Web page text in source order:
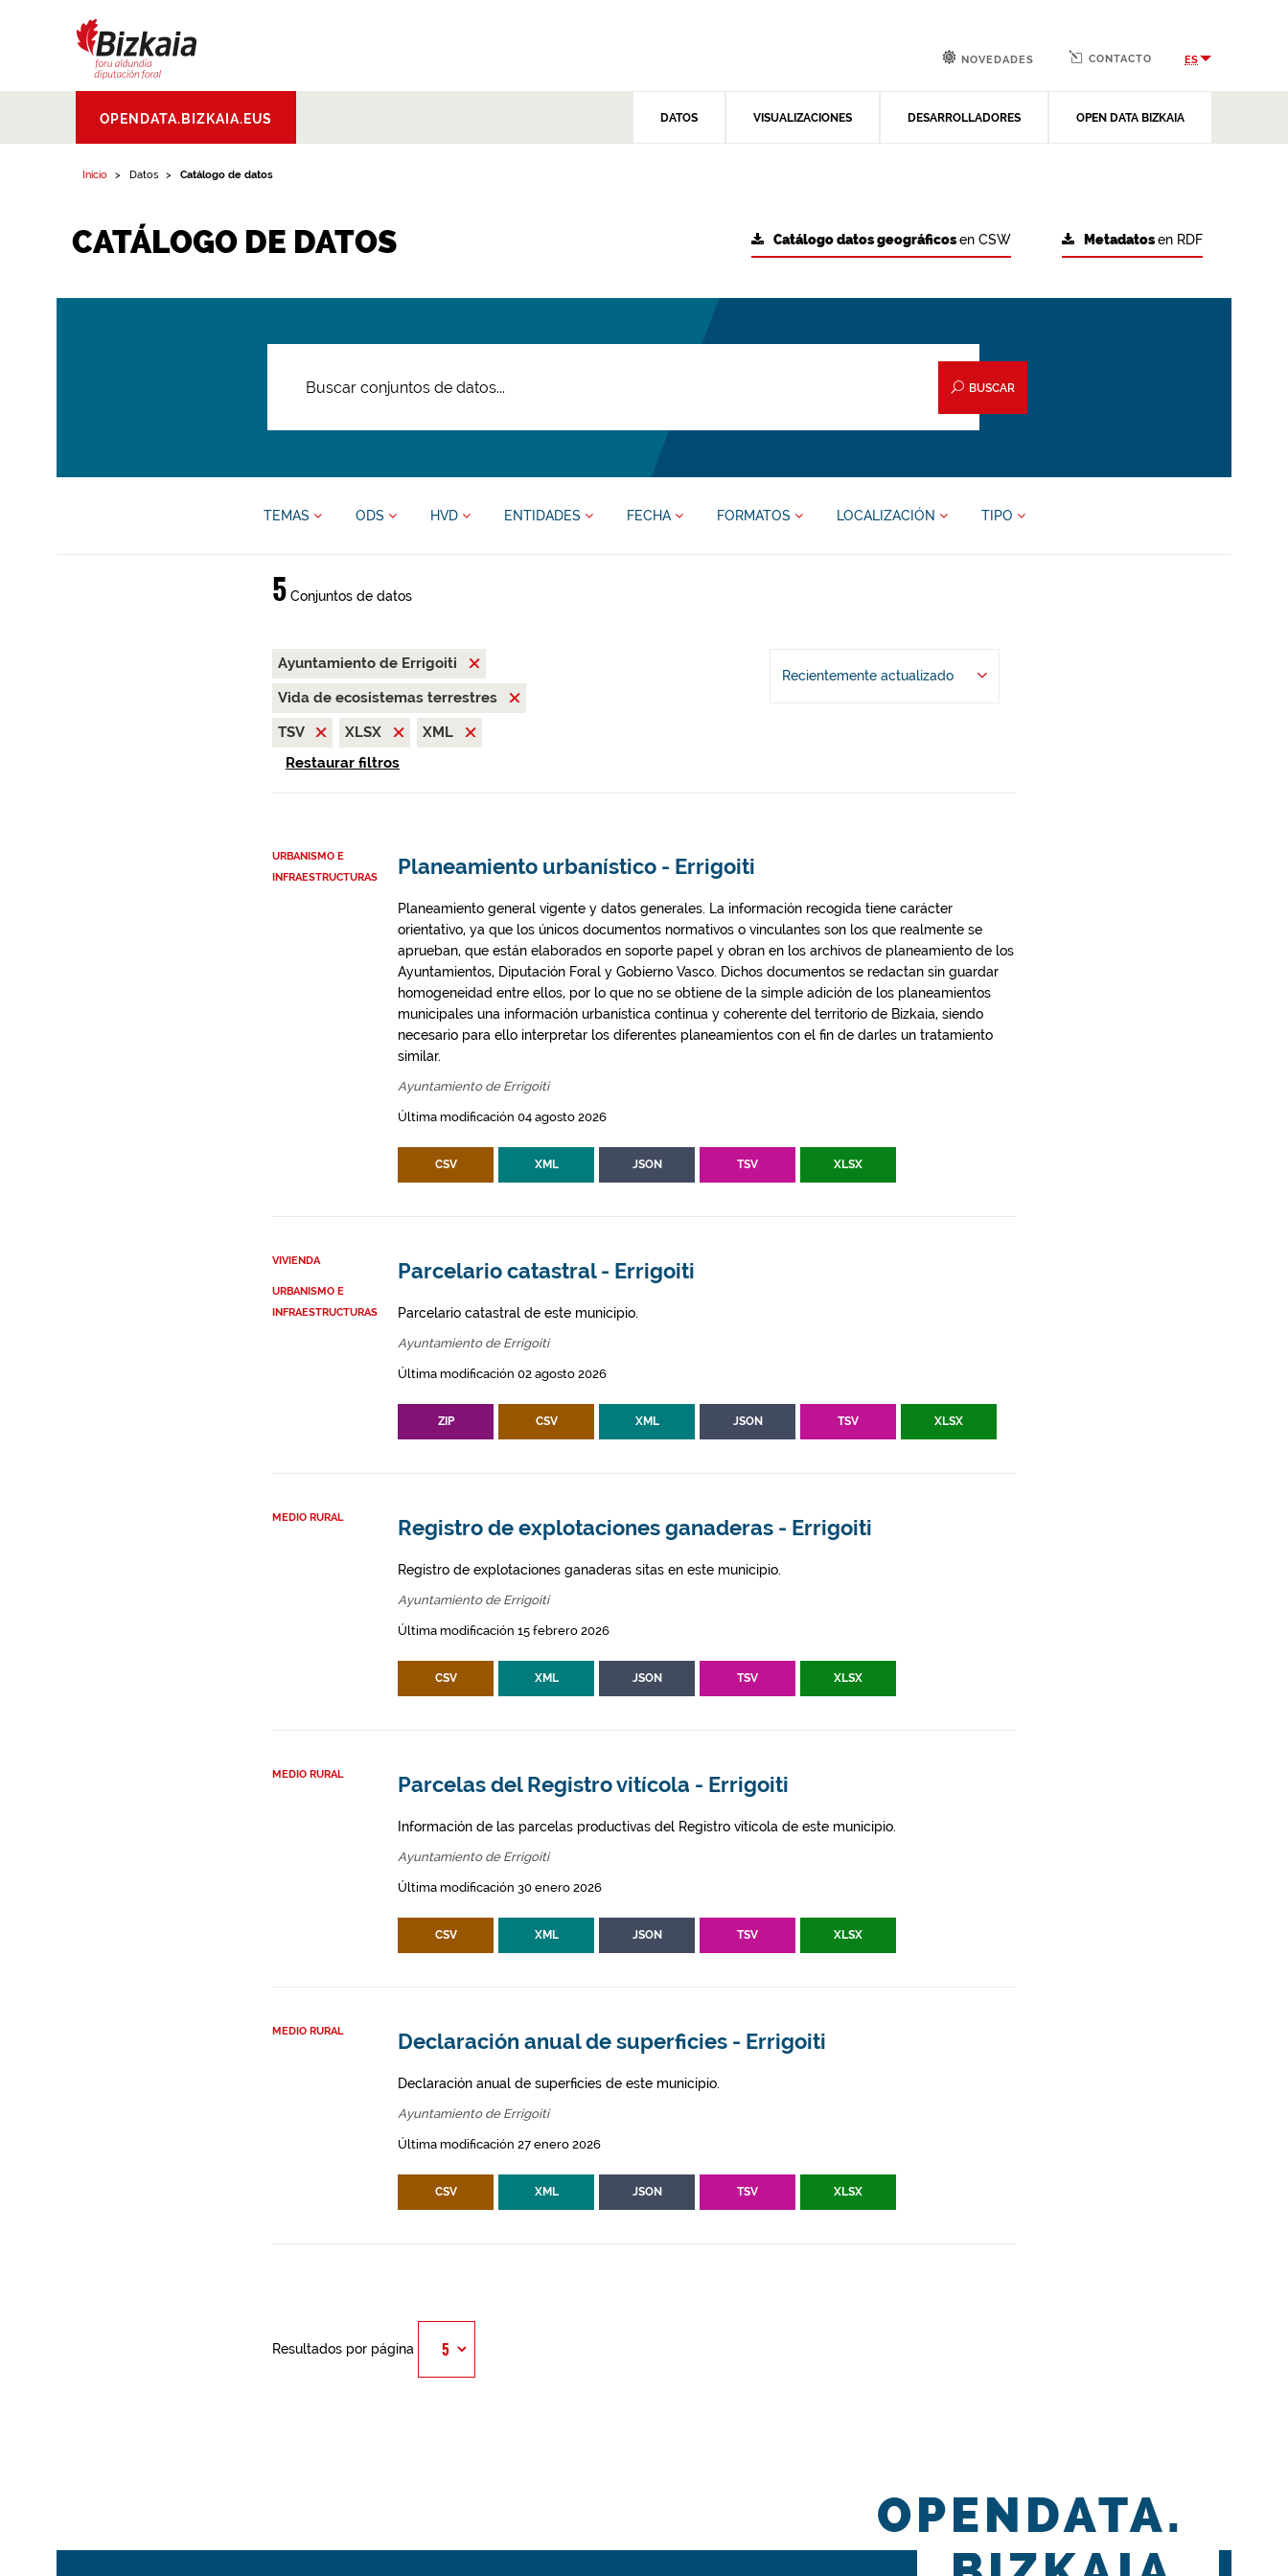
Aldundia.Diputacion
Foral de Bizkaia
OPENDATA.BIZKAIA.EUS DATOS VISUALIZACIONES DESARROLLADORES OPEN DATA BIZKAIA
NOVEDADES CONTACTO ES
Inicio Datos Catálogo de datos
CATÁLOGO DE DATOS Metadatosen RDF
Catálogo datos geográficosen CSW
BUSCAR
TEMAS ODS HVD ENTIDADES FECHA FORMATOS LOCALIZACIÓN TIPO
5Conjuntos de datos
Ayuntamiento de Errigoiti
Vida de ecosistemas terrestres
TSV
XLSX
XML
Restaurar filtros
Recientemente actualizado
URBANISMO E
INFRAESTRUCTURAS
Planeamiento urbanístico - Errigoiti
Planeamiento general vigente y datos generales. La información recogida tiene carácter
orientativo, ya que los únicos documentos normativos o vinculantes son los que realmente se
aprueban, que están elaborados en soporte papel y obran en los archivos de planeamiento de los
Ayuntamientos, Diputación Foral y Gobierno Vasco. Dichos documentos se redactan sin guardar
homogeneidad entre ellos, por lo que no se obtiene de la simple adición de los planeamientos
municipales una información urbanística continua y coherente del territorio de Bizkaia, siendo
necesario para ello interpretar los diferentes planeamientos con el fin de darles un tratamiento
similar.
Ayuntamiento de Errigoiti
Última modificación 04 agosto 2026
CSV XML JSON TSV XLSX
VIVIENDA
URBANISMO E
INFRAESTRUCTURAS
Parcelario catastral - Errigoiti
Parcelario catastral de este municipio.
Ayuntamiento de Errigoiti
Última modificación 02 agosto 2026
ZIP CSV XML JSON TSV XLSX
MEDIO RURAL Registro de explotaciones ganaderas - Errigoiti
Registro de explotaciones ganaderas sitas en este municipio.
Ayuntamiento de Errigoiti
Última modificación 15 febrero 2026
CSV XML JSON TSV XLSX
MEDIO RURAL Parcelas del Registro vitícola - Errigoiti
Información de las parcelas productivas del Registro vitícola de este municipio.
Ayuntamiento de Errigoiti
Última modificación 30 enero 2026
CSV XML JSON TSV XLSX
MEDIO RURAL Declaración anual de superficies - Errigoiti
Declaración anual de superficies de este municipio.
Ayuntamiento de Errigoiti
Última modificación 27 enero 2026
CSV XML JSON TSV XLSX
Resultados por página
OPENDATA.